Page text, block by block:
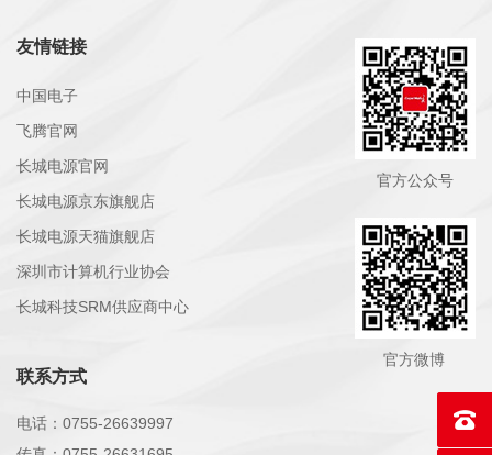
友情链接
中国电子
飞腾官网
长城电源官网
长城电源京东旗舰店
长城电源天猫旗舰店
深圳市计算机行业协会
长城科技SRM供应商中心
联系方式
电话：0755-26639997
官方公众号
官方微博
联系